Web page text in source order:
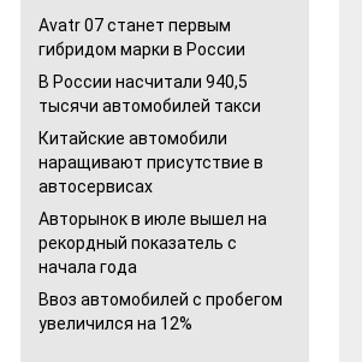
Avatr 07 станет первым
гибридом марки в России
В России насчитали 940,5
тысячи автомобилей такси
Китайские автомобили
наращивают присутствие в
автосервисах
Авторынок в июле вышел на
рекордный показатель с
начала года
Ввоз автомобилей с пробегом
увеличился на 12%